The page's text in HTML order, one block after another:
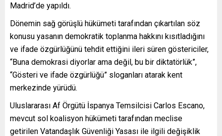
Madrid’de yapıldı.
Dönemin sağ görüşlü hükümeti tarafından çıkartılan söz
konusu yasanın demokratik toplanma hakkını kısıtladığını
ve ifade özgürlüğünü tehdit ettiğini ileri süren göstericiler,
“Buna demokrasi diyorlar ama değil, bu bir diktatörlük”,
“Gösteri ve ifade özgürlüğü” sloganları atarak kent
merkezinde yürüdü.
Uluslararası Af Örgütü İspanya Temsilcisi Carlos Escano,
mevcut sol koalisyon hükümeti tarafından meclise
getirilen Vatandaşlık Güvenliği Yasası ile ilgili değişiklik